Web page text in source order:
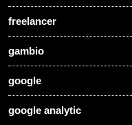
freelancer
gambio
google
google analytic